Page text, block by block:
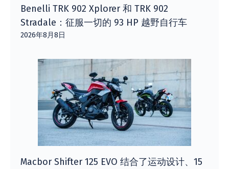
Benelli TRK 902 Xplorer 和 TRK 902
Stradale：征服一切的 93 HP 越野自行车
2026年8月8日
Macbor Shifter 125 EVO 结合了运动设计、15